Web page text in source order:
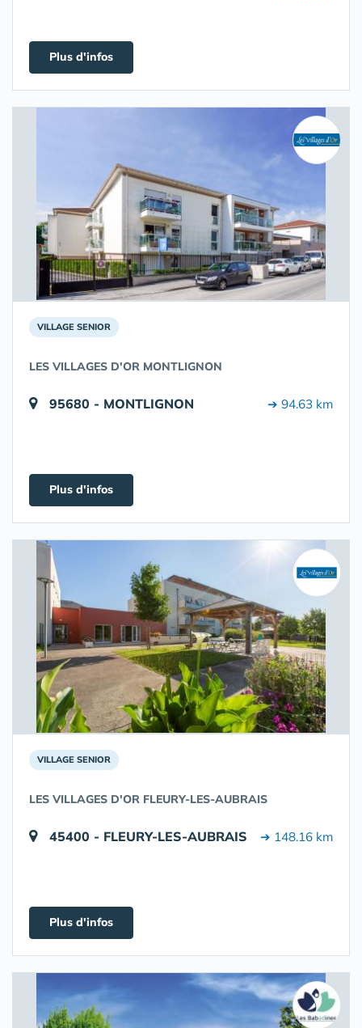
Plus d'infos
VILLAGE SENIOR
LES VILLAGES D'OR MONTLIGNON
95680 - MONTLIGNON ➔ 94.63 km
Plus d'infos
VILLAGE SENIOR
LES VILLAGES D'OR FLEURY-LES-AUBRAIS
45400 - FLEURY-LES-AUBRAIS ➔ 148.16 km
Plus d'infos